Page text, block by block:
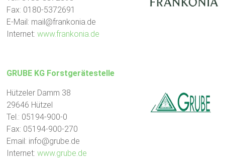
Natur
–
Outdoor
Fax: 0180-5372691
E-Mail: mail@frankonia.de
Internet:www.frankonia.de
GRUBE KG Forstgerätestelle
Hützeler Damm 38
29646 Hützel
Tel.: 05194-900-0
Fax: 05194-900-270
Email: info@grube.de
Internet:www.grube.de